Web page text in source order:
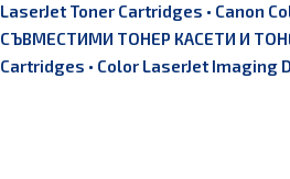
LaserJet Toner Cartridges • Canon
СЪВМЕСТИМИ ТОНЕР КАСЕТИ И
Cartridges • Color LaserJet Imaging